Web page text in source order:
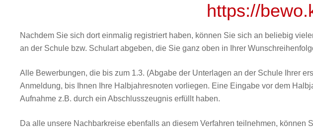
https://
Nachdem Sie sich dort einmalig registriert haben, können Sie sich an beliebig
an der Schule bzw. Schulart abgeben, die Sie ganz oben in Ihrer
Alle Bewerbungen, die bis zum 1.3. (Abgabe der Unterlagen an der Schule Ihrer
Anmeldung, bis Ihnen Ihre Halbjahresnoten vorliegen. Eine Eingabe vor dem
Aufnahme z.B. durch ein Abschlusszeugnis erfüllt haben.
Da alle unsere Nachbarkreise ebenfalls an diesem Verfahren teilnehmen,